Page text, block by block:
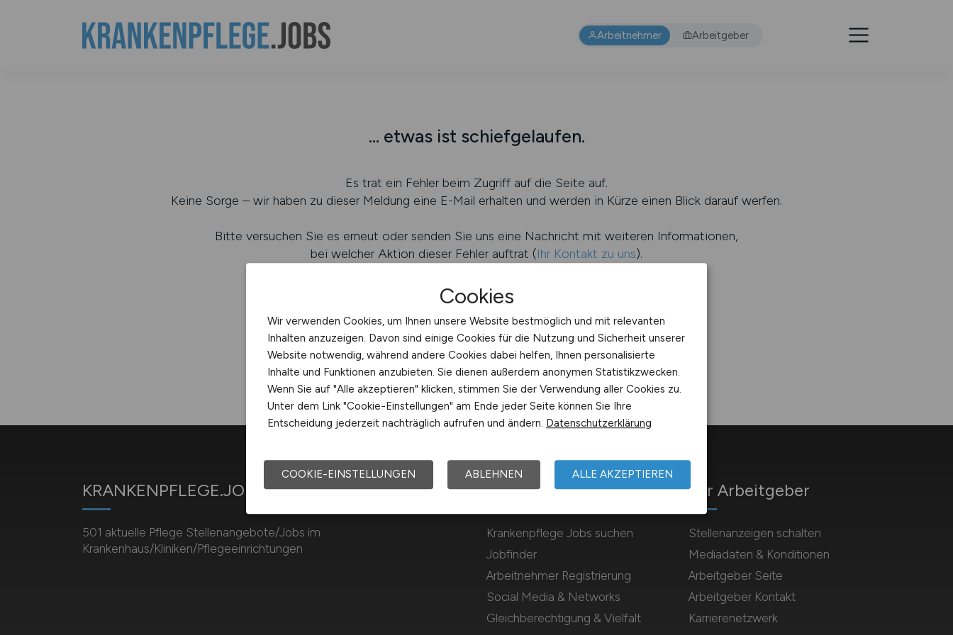
Arbeitnehmer Arbeitgeber
... etwas ist schiefgelaufen.
Es trat ein Fehler beim Zugriff auf die Seite auf.
Keine Sorge – wir haben zu dieser Meldung eine E-Mail erhalten und werden in Kürze einen Blick darauf werfen.
Bitte versuchen Sie es erneut oder senden Sie uns eine Nachricht mit weiteren Informationen,
bei welcher Aktion dieser Fehler auftrat (Ihr Kontakt zu uns).
KRANKENPFLEGE.JOBS
501 aktuelle Pflege Stellenangebote/Jobs im
Krankenhaus/Kliniken/Pflegeeinrichtungen
Für Arbeitnehmer
Krankenpflege Jobs suchen
Jobfinder
Arbeitnehmer Registrierung
Social Media & Networks
Gleichberechtigung & Vielfalt
Für Arbeitgeber
Stellenanzeigen schalten
Mediadaten & Konditionen
Arbeitgeber Seite
Arbeitgeber Kontakt
Karrierenetzwerk
Cookies
Wir verwenden Cookies, um Ihnen unsere Website bestmöglich und mit relevanten
Inhalten anzuzeigen. Davon sind einige Cookies für die Nutzung und Sicherheit unserer
Website notwendig, während andere Cookies dabei helfen, Ihnen personalisierte
Inhalte und Funktionen anzubieten. Sie dienen außerdem anonymen Statistikzwecken.
Wenn Sie auf "Alle akzeptieren" klicken, stimmen Sie der Verwendung aller Cookies zu.
Unter dem Link "Cookie-Einstellungen" am Ende jeder Seite können Sie Ihre
Entscheidung jederzeit nachträglich aufrufen und ändern. Datenschutzerklärung
COOKIE-EINSTELLUNGEN ABLEHNEN ALLE AKZEPTIEREN